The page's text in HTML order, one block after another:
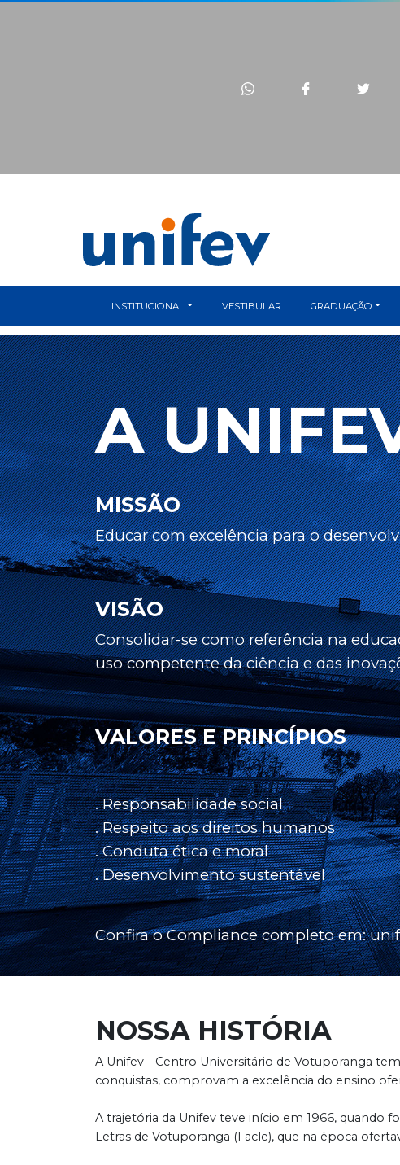
INSTITUCIONAL VESTIBULAR GRADUAÇÃO
A
MISSÃO
Educar com excelência para o
VISÃO
Consolidar-se como referência na
uso competente da ciência e das
VALORES E PRINCÍPIOS
. Responsabilidade social
. Respeito aos direitos humanos
. Conduta ética e moral
. Desenvolvimento sustentável
Confira o Compliance completo em:
NOSSA HISTÓRIA
A Unifev - Centro Universitário de Votuporanga
conquistas, comprovam a excelência do ensino
A trajetória da Unifev teve início em 1966, quando
Letras de Votuporanga (Facle), que na época